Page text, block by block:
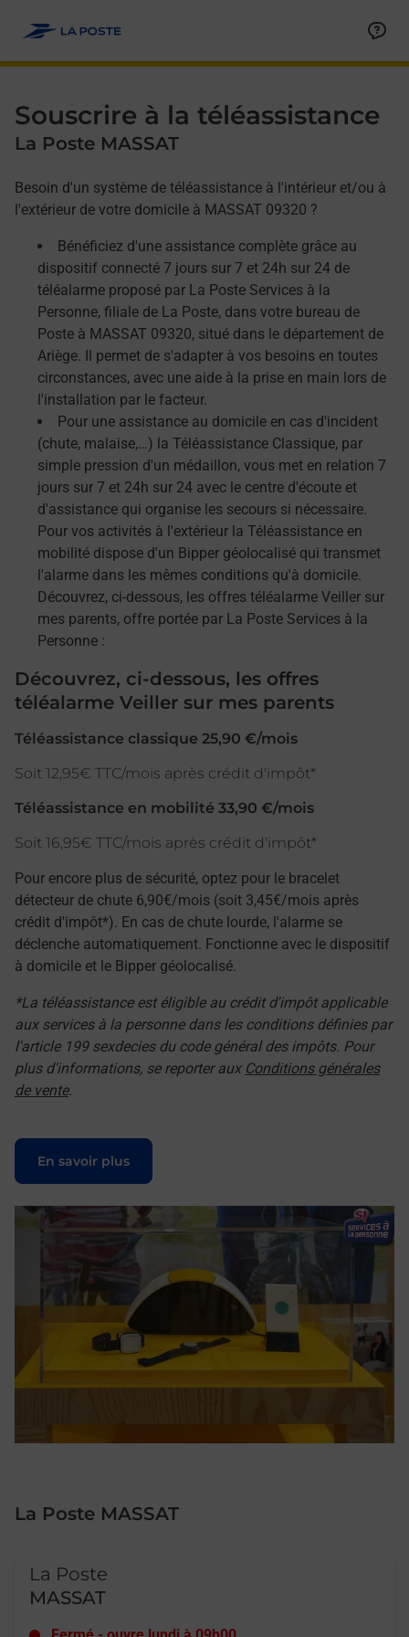
Souscrire à la téléassistance
La Poste MASSAT
Besoin d'un système de téléassistance à l'intérieur et/ou à
l'extérieur de votre domicile à MASSAT 09320 ?
Bénéficiez d'une assistance complète grâce au
dispositif connecté 7 jours sur 7 et 24h sur 24 de
téléalarme proposé par La Poste Services à la
Personne, filiale de La Poste, dans votre bureau de
Poste à MASSAT 09320, situé dans le département de
Ariège. Il permet de s'adapter à vos besoins en toutes
circonstances, avec une aide à la prise en main lors de
l'installation par le facteur.
Pour une assistance au domicile en cas d'incident
(chute, malaise,…) la Téléassistance Classique, par
simple pression d'un médaillon, vous met en relation 7
jours sur 7 et 24h sur 24 avec le centre d'écoute et
d'assistance qui organise les secours si nécessaire.
Pour vos activités à l'extérieur la Téléassistance en
mobilité dispose d'un Bipper géolocalisé qui transmet
l'alarme dans les mêmes conditions qu'à domicile.
Découvrez, ci-dessous, les offres téléalarme Veiller sur
mes parents, offre portée par La Poste Services à la
Personne :
Découvrez, ci-dessous, les offres
téléalarme Veiller sur mes parents
Téléassistance classique 25,90 €/mois
Soit 12,95€ TTC/mois après crédit d'impôt*
Téléassistance en mobilité 33,90 €/mois
Soit 16,95€ TTC/mois après crédit d'impôt*
Pour encore plus de sécurité, optez pour le bracelet
détecteur de chute 6,90€/mois (soit 3,45€/mois après
crédit d'impôt*). En cas de chute lourde, l'alarme se
déclenche automatiquement. Fonctionne avec le dispositif
à domicile et le Bipper géolocalisé.
*La téléassistance est éligible au crédit d'impôt applicable
aux services à la personne dans les conditions définies par
l'article 199 sexdecies du code général des impôts. Pour
plus d'informations, se reporter aux Conditions générales
de vente.
En savoir plus
Le lien s'ouvre dans un nouvel onglet
La Poste MASSAT
La Poste
MASSAT